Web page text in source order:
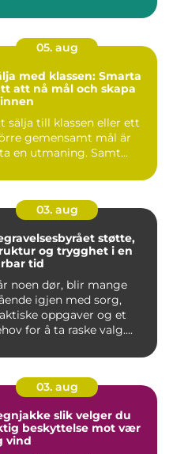
05. aug
med klassen: Smarta
att nå mål och skapa
sälja till klassen eller ett
gemensamt mål är
en utmaning. Samt...
03. aug
støtte,
og trygghet i en
tid
noen dør, blir mange
igjen med sorg,
oppgaver og et
for å ta raske valg....
03. aug
slik velger du
beskyttelse mot vær
vind